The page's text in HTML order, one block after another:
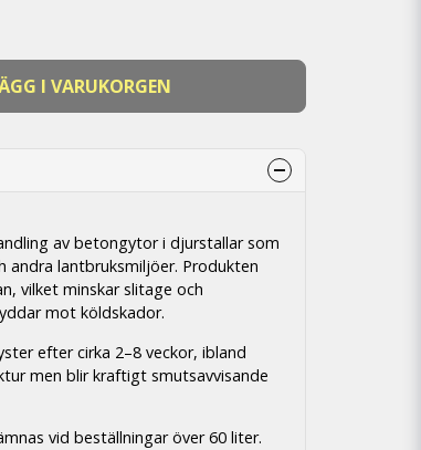
I VARUKORGEN
av betongytor i djurstallar som
andra lantbruksmiljöer. Produkten
vilket minskar slitage och
mot köldskador.
efter cirka 2–8 veckor, ibland
men blir kraftigt smutsavvisande
vid beställningar över 60 liter.